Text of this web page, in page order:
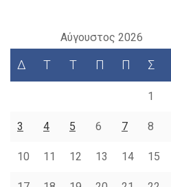
Αύγουστος 2026
Δ Τ Τ Π Π Σ
1
3 4 5 6 7 8
10 11 12 13 14 15